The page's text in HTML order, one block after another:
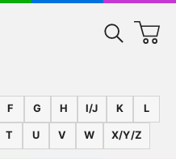
F G H I/J K L
T U V W X/Y/Z